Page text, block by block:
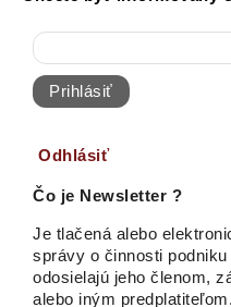
Prihlásiť
Odhlásiť
Čo je Newsletter ?
Je tlačená alebo
správy o činnosti
odosielajú jeho členom,
alebo iným predplatiteľom.